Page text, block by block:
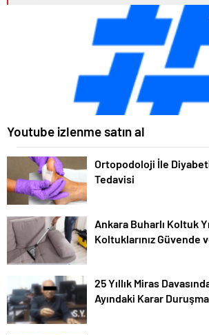
Youtube izlenme satın al
Ortopodoloji İle
Tedavisi
Ankara Buharlı Koltuk
Koltuklarınız Güvende
25 Yıllık Miras
Ayındaki Karar